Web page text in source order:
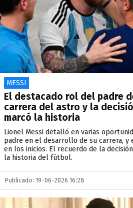
MESSI
El destacado rol del padre
carrera del astro y la
marcó la historia
Lionel Messi detalló en varias
padre en el desarrollo de su carrera,
en los inicios. El recuerdo de la
la historia del fútbol.
Publicado: 19-06-2026 16:28